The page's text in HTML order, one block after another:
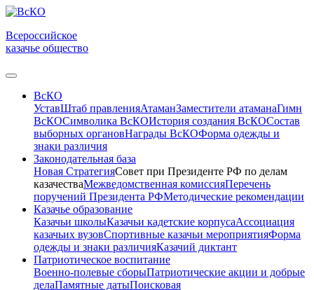
Всероссийское
казачье общество
ВсКО
УставШтаб правленияАтаманЗаместители атаманаГимн
ВсКОСимволика ВсКОИстория создания ВсКОСостав
выборных органовНаграды ВсКОФорма одежды и
знаки различия
Законодательная база
Новая СтратегияСовет при Президенте РФ по делам
казачестваМежведомственная комиссияПеречень
поручений Президента РФМетодические рекомендации
Казачье образование
Казачьи школыКазачьи кадетские корпусаАссоциация
казачьих вузовСпортивные казачьи мероприятияФорма
одежды и знаки различияКазачий диктант
Патриотическое воспитание
Военно-полевые сборыПатриотические акции и добрые
делаПамятные датыПоисковая